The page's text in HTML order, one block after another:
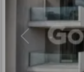
Previous